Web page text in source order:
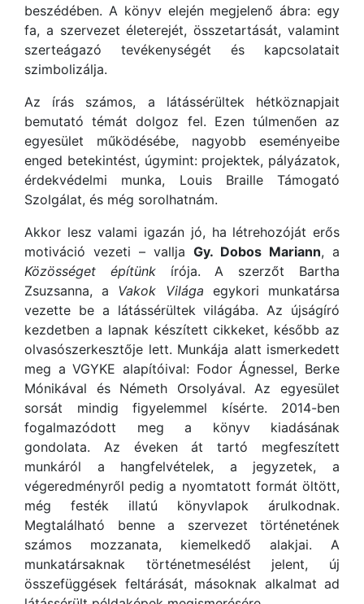
beszédében. A könyv elején megjelenő ábra: egy
fa, a szervezet életerejét, összetartását, valamint
szerteágazó tevékenységét és kapcsolatait
szimbolizálja.
Az írás számos, a látássérültek hétköznapjait
bemutató témát dolgoz fel. Ezen túlmenően az
egyesület működésébe, nagyobb eseményeibe
enged betekintést, úgymint: projektek, pályázatok,
érdekvédelmi munka, Louis Braille Támogató
Szolgálat, és még sorolhatnám.
Akkor lesz valami igazán jó, ha létrehozóját erős
motiváció vezeti – vallja Gy. Dobos Mariann, a
Közösséget építünkírója. A szerzőt Bartha
Zsuzsanna, a Vakok Világa egykori munkatársa
vezette be a látássérültek világába. Az újságíró
kezdetben a lapnak készített cikkeket, később az
olvasószerkesztője lett. Munkája alatt ismerkedett
meg a VGYKE alapítóival: Fodor Ágnessel, Berke
Mónikával és Németh Orsolyával. Az egyesület
sorsát mindig figyelemmel kísérte. 2014-ben
fogalmazódott meg a könyv kiadásának
gondolata. Az éveken át tartó megfeszített
munkáról a hangfelvételek, a jegyzetek, a
végeredményről pedig a nyomtatott formát öltött,
még festék illatú könyvlapok árulkodnak.
Megtalálható benne a szervezet történetének
számos mozzanata, kiemelkedő alakjai. A
munkatársaknak történetmesélést jelent, új
összefüggések feltárását, másoknak alkalmat ad